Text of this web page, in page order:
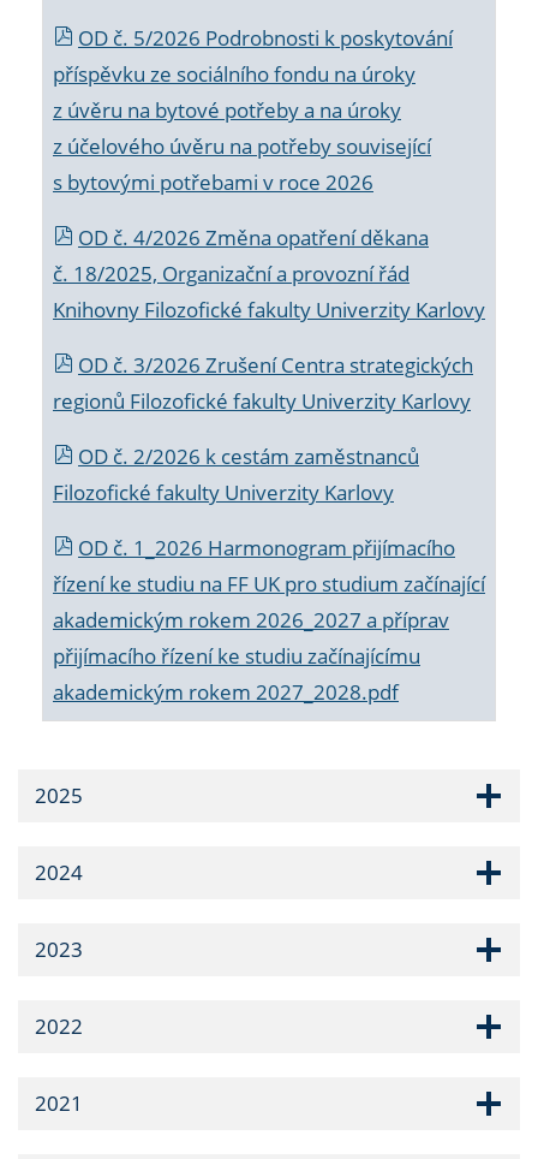
OD č. 5/2026 Podrobnosti k poskytování
příspěvku ze sociálního fondu na úroky
z úvěru na bytové potřeby a na úroky
z účelového úvěru na potřeby související
s bytovými potřebami v roce 2026
OD č. 4/2026 Změna opatření děkana
č. 18/2025, Organizační a provozní řád
Knihovny Filozofické fakulty Univerzity Karlovy
OD č. 3/2026 Zrušení Centra strategických
regionů Filozofické fakulty Univerzity Karlovy
OD č. 2/2026 k cestám zaměstnanců
Filozofické fakulty Univerzity Karlovy
OD č. 1_2026 Harmonogram přijímacího
řízení ke studiu na FF UK pro studium začínající
akademickým rokem 2026_2027 a příprav
přijímacího řízení ke studiu začínajícímu
akademickým rokem 2027_2028.pdf
2025
2024
2023
2022
2021